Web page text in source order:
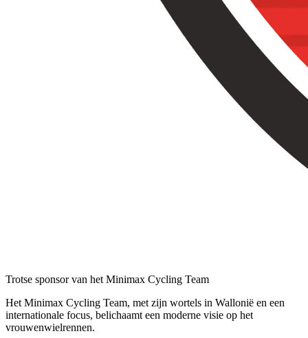
Trotse sponsor van het Minimax Cycling Team
Het Minimax Cycling Team, met zijn wortels in Wallonië en een
internationale focus, belichaamt een moderne visie op het
vrouwenwielrennen.